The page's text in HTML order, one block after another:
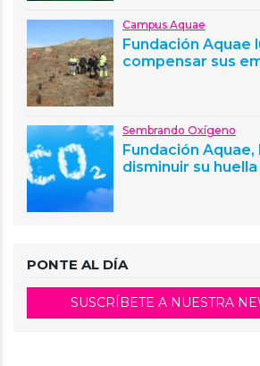
Campus Aquae
Fundación Aquae
compensar sus
Sembrando Oxígeno
Fundación
disminuir su
PONTE AL DÍA
SUSCRÍBETE A NUESTRA